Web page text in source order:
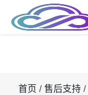
首页 / 售后支持/